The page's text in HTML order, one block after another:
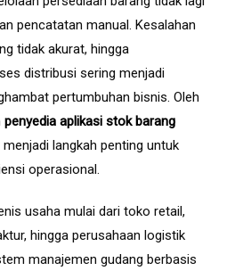
pencatatan manual. Kesalahan
tidak akurat, hingga
distribusi sering menjadi
pertumbuhan bisnis. Oleh
penyedia aplikasi stok barang
langkah penting untuk
operasional.
usaha mulai dari toko retail,
hingga perusahaan logistik
manajemen gudang berbasis